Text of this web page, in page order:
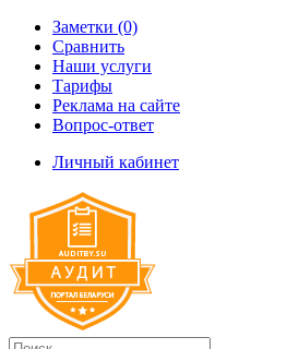
Заметки (0)
Сравнить
Наши услуги
Тарифы
Реклама на сайте
Вопрос-ответ
Личный кабинет